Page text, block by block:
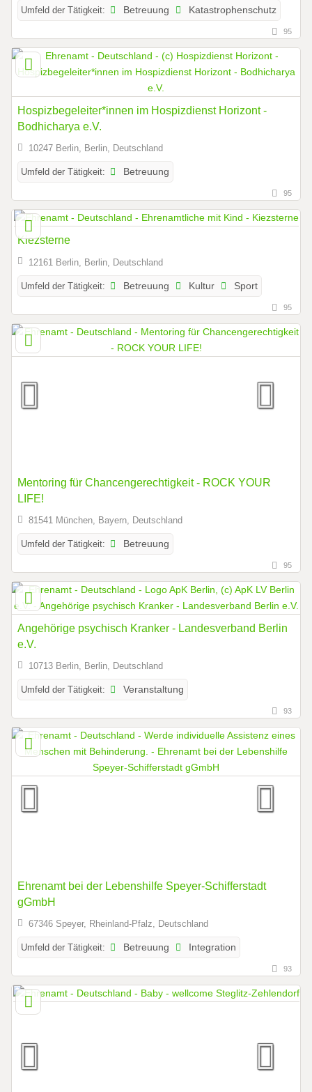
Umfeld der Tätigkeit: Betreuung Katastrophenschutz
95
Hospizbegeleiter*innen im Hospizdienst Horizont -
Bodhicharya e.V.
10247 Berlin, Berlin, Deutschland
Umfeld der Tätigkeit: Betreuung
95
Kiezsterne
12161 Berlin, Berlin, Deutschland
Umfeld der Tätigkeit: Betreuung Kultur Sport
95
Mentoring für Chancengerechtigkeit - ROCK YOUR
LIFE!
81541 München, Bayern, Deutschland
Umfeld der Tätigkeit: Betreuung
95
Angehörige psychisch Kranker - Landesverband Berlin
e.V.
10713 Berlin, Berlin, Deutschland
Umfeld der Tätigkeit: Veranstaltung
93
Ehrenamt bei der Lebenshilfe Speyer-Schifferstadt
gGmbH
67346 Speyer, Rheinland-Pfalz, Deutschland
Umfeld der Tätigkeit: Betreuung Integration
93